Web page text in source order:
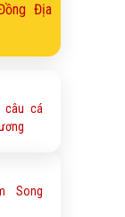
Địa
câu cá
Song